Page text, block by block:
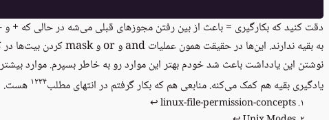
دقت کنید که بکارگیری = باعث از بین رفتن مجوزهای قبلی می‌شه در حالی که +
به بقیه ندارند. این‌ها در حقیقت همون عملیات and و or و mask کردن بیت‌ها در کامپیوتره.
نوشتن این یادداشت باعث شد خودم بهتر این موارد رو به خاطر بسپرم. موارد
یادگیری بقیه هم کمک می‌کنه. منابعی هم که بکار گرفتم در انتهای مطلب
۱۲۳۴ هست.
linux-file-permission-concepts
↩